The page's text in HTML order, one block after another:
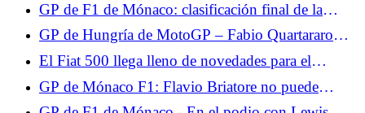
con el neumático trasero”
GP de F1 de Mónaco: clasificación final de la
carrera, retirada de Max Verstappen, Isack Hadjar
ocupa el 3er puesto
GP de Hungría de MotoGP – Fabio Quartararo
abandona: “No podía conducir”
El Fiat 500 llega lleno de novedades para el
verano: serie especial Dolcevita y versión
microhíbrida 3+1
GP de Mónaco F1: Flavio Briatore no puede
digerir las penalizaciones de Pierre Gasly